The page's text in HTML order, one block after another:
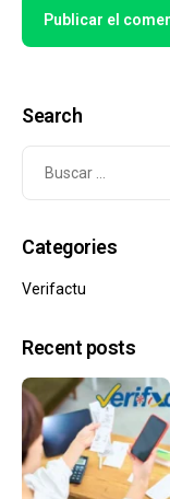
Search
Categories
Verifactu
Recent posts